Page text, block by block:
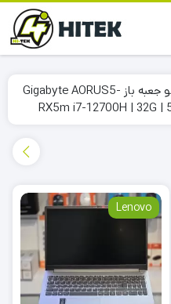
لپتاپ گیمینگ نو جعبه باز Gigabyte AORUS5-
RX5m i7-12700H | 32G |
Lenovo